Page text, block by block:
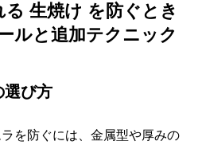
生焼け を防ぐとき
ルと追加テクニック
選び方
を防ぐには、金属型や厚みの